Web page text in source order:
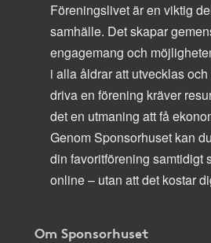
Föreningslivet är en viktig
samhälle. Det skapar
engagemang och
i alla åldrar att utvecklas
driva en förening kräver
det en utmaning att få
Genom Sponsorhuset kan
din favoritförening samtidigt
online – utan att det kostar
Om Sponsorhuset